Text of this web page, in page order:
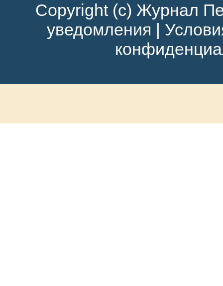
Copyright (c) Журнал
уведомления |